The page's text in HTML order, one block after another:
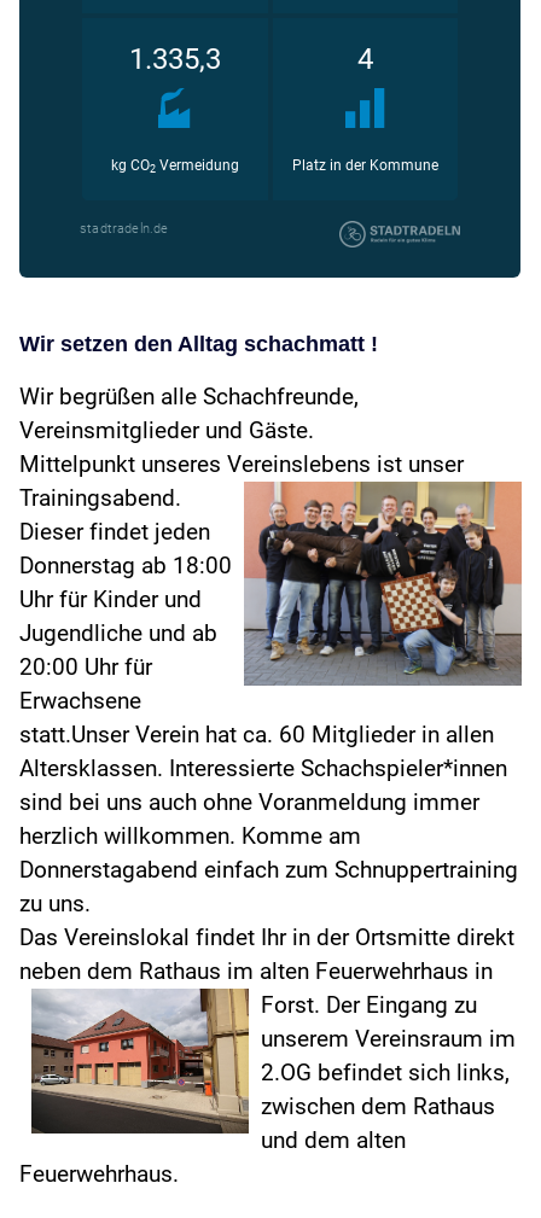
Wir setzen den Alltag schachmatt !
Wir begrüßen alle Schachfreunde,
Vereinsmitglieder und Gäste.
Mittelpunkt unseres Vereinslebens ist unser
Trainingsabend.
Dieser findet jeden
Donnerstag ab 18:00
Uhr für Kinder und
Jugendliche und ab
20:00 Uhr für
Erwachsene
statt.Unser Verein hat ca. 60 Mitglieder in allen
Altersklassen. Interessierte Schachspieler*innen
sind bei uns auch ohne Voranmeldung immer
herzlich willkommen. Komme am
Donnerstagabend einfach zum Schnuppertraining
zu uns.
Das Vereinslokal findet Ihr in der Ortsmitte direkt
neben dem Rathaus im alten Feuerwehrhaus in
Forst. Der Eingang zu
unserem Vereinsraum im
2.OG befindet sich links,
zwischen dem Rathaus
und dem alten
Feuerwehrhaus.